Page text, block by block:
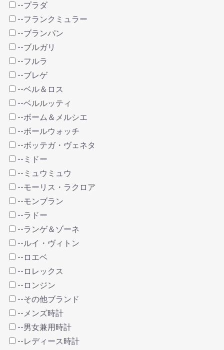
--プラダ
--フランクミュラー
--ブランパン
--ブルガリ
--フルラ
--ブレゲ
--ベル＆ロス
--ベルルッティ
--ボーム＆メルシエ
--ボールウォッチ
--ボッテガ・ヴェネタ
--ミドー
--ミュウミュウ
--モーリス・ラクロア
--モンブラン
--ラドー
--ランゲ＆ゾーネ
--ルイ・ヴィトン
--ロエベ
--ロレックス
--ロンジン
--その他ブランド
--メンズ時計
--男女兼用時計
--レディース時計